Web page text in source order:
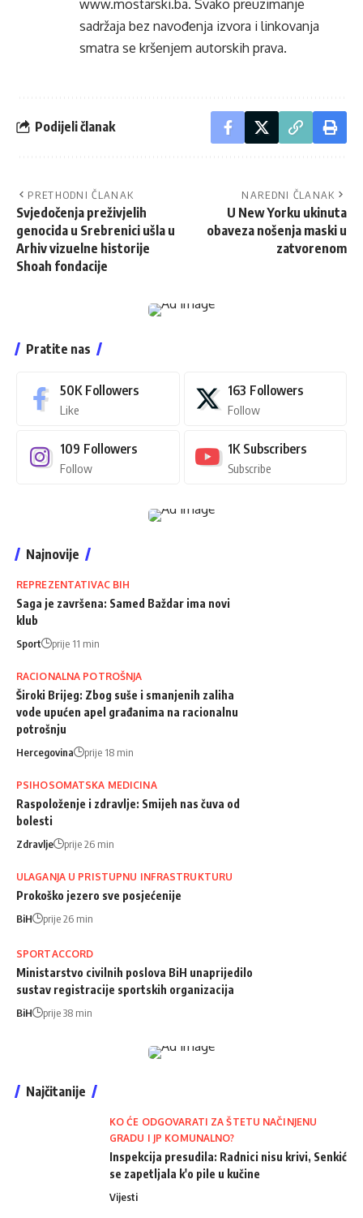
www.mostarski.ba. Svako preuzimanje
sadržaja bez navođenja izvora i linkovanja
smatra se kršenjem autorskih prava.
Podijeli članak
PRETHODNI ČLANAK
Svjedočenja preživjelih
genocida u Srebrenici ušla u
Arhiv vizuelne historije
Shoah fondacije
NAREDNI ČLANAK
U New Yorku ukinuta
obaveza nošenja maski u
zatvorenom
Pratite nas
50K Followers
Like
163 Followers
Follow
109 Followers
Follow
1K Subscribers
Subscribe
Najnovije
REPREZENTATIVAC BIH
Saga je završena: Samed Baždar ima novi
klub
Sport prije 11 min
RACIONALNA POTROŠNJA
Široki Brijeg: Zbog suše i smanjenih zaliha
vode upućen apel građanima na racionalnu
potrošnju
Hercegovina prije 18 min
PSIHOSOMATSKA MEDICINA
Raspoloženje i zdravlje: Smijeh nas čuva od
bolesti
Zdravlje prije 26 min
ULAGANJA U PRISTUPNU INFRASTRUKTURU
Prokoško jezero sve posjećenije
BiH prije 26 min
SPORTACCORD
Ministarstvo civilnih poslova BiH unaprijedilo
sustav registracije sportskih organizacija
BiH prije 38 min
Najčitanije
KO ĆE ODGOVARATI ZA ŠTETU NAČINJENU
GRADU I JP KOMUNALNO?
Inspekcija presudila: Radnici nisu krivi, Senkić
se zapetljala k'o pile u kučine
Vijesti